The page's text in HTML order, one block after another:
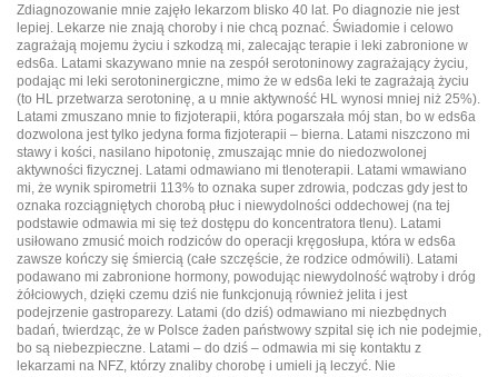
Zdiagnozowanie mnie zajęło lekarzom blisko 40 lat. Po diagnozie nie jest
lepiej. Lekarze nie znają choroby i nie chcą poznać. Świadomie i celowo
zagrażają mojemu życiu i szkodzą mi, zalecając terapie i leki zabronione w
eds6a. Latami skazywano mnie na zespół serotoninowy zagrażający życiu,
podając mi leki serotoninergiczne, mimo że w eds6a leki te zagrażają życiu
(to HL przetwarza serotoninę, a u mnie aktywność HL wynosi mniej niż 25%).
Latami zmuszano mnie to fizjoterapii, która pogarszała mój stan, bo w eds6a
dozwolona jest tylko jedyna forma fizjoterapii – bierna. Latami niszczono mi
stawy i kości, nasilano hipotonię, zmuszając mnie do niedozwolonej
aktywności fizycznej. Latami odmawiano mi tlenoterapii. Latami wmawiano
mi, że wynik spirometrii 113% to oznaka super zdrowia, podczas gdy jest to
oznaka rozciągniętych chorobą płuc i niewydolności oddechowej (na tej
podstawie odmawia mi się też dostępu do koncentratora tlenu). Latami
usiłowano zmusić moich rodziców do operacji kręgosłupa, która w eds6a
zawsze kończy się śmiercią (całe szczęście, że rodzice odmówili). Latami
podawano mi zabronione hormony, powodując niewydolność wątroby i dróg
żółciowych, dzięki czemu dziś nie funkcjonują również jelita i jest
podejrzenie gastroparezy. Latami (do dziś) odmawiano mi niezbędnych
badań, twierdząc, że w Polsce żaden państwowy szpital się ich nie podejmie,
bo są niebezpieczne. Latami – do dziś – odmawia mi się kontaktu z
lekarzami na NFZ, którzy znaliby chorobę i umieli ją leczyć. Nie